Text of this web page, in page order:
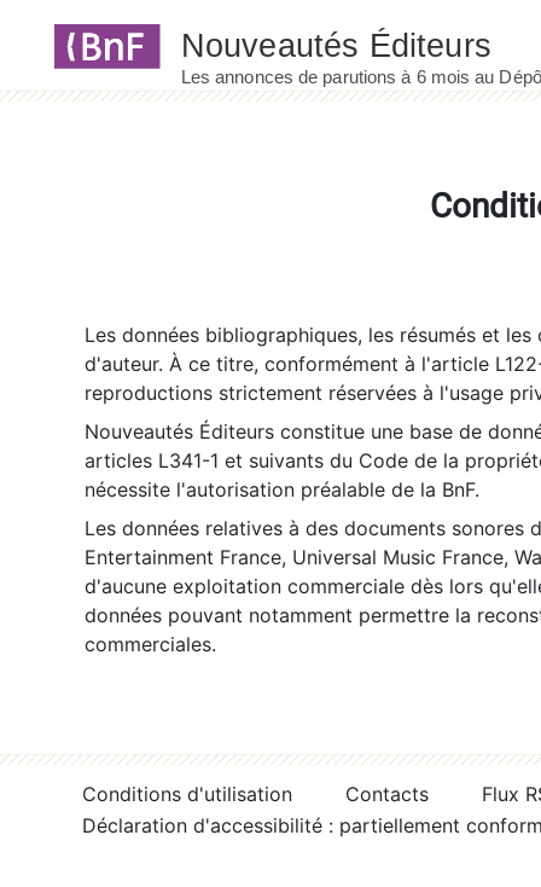
Les données bibliographiques, les résumés et
d'auteur. À ce titre, conformément à l'article
reproductions strictement réservées à l'usage
Nouveautés Éditeurs constitue une base de
articles L341-1 et suivants du Code de la
nécessite l'autorisation préalable de la BnF.
Les données relatives à des documents sonores
Entertainment France, Universal Music France,
d'aucune exploitation commerciale dès lors
données pouvant notamment permettre la
commerciales.
Conditions d'utilisation Contacts
Flux
Déclaration d'accessibilité : partiellement